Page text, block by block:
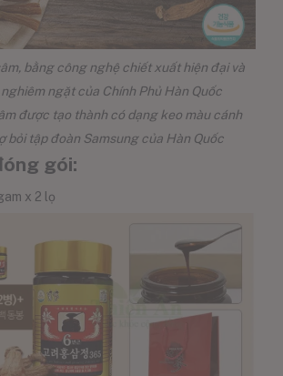
bằng công nghệ chiết xuất hiện đại và
ngặt của Chính Phủ Hàn Quốc
được tạo thành có dạng keo màu cánh
bỏi tập đoàn Samsung của Hàn Quốc
gói:
x 2 lọ